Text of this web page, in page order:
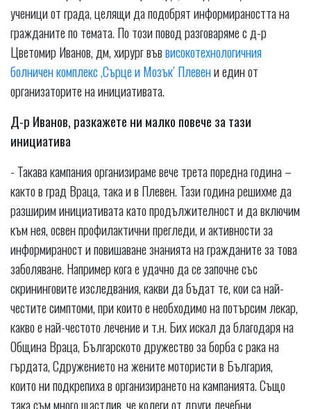
ученици от града, целящи да подобрят информираността на
гражданите по темата. По този повод разговаряме с д-р
Цветомир Иванов, дм, хирург въввисокотехнологичния
болничен комплекс ,Сърце и Мозък’ Плевени един от
организаторите на инициативата.
Д-р Иванов, разкажете ни малко повече за тази
инициатива
- Такава кампания организираме вече трета поредна година –
както в град Враца, така и в Плевен. Тази година решихме да
разширим инициативата като продължителност и да включим
към нея, освен профилактични прегледи, и активности за
информираност и повишаване знанията на гражданите за това
заболяване. Например кога е удачно да се започне със
скрининговите изследвания, какви да бъдат те, кои са най-
честите симптоми, при които е необходимо на потърсим лекар,
какво е най-честото лечение и т.н. Бих искал да благодаря на
Община Враца, Българското дружество за борба с рака на
гърдата, Сдружението на жените мотористи в България,
които ни подкрепиха в организирането на кампанията. Също
така съм много щастлив, че колеги от други лечебни